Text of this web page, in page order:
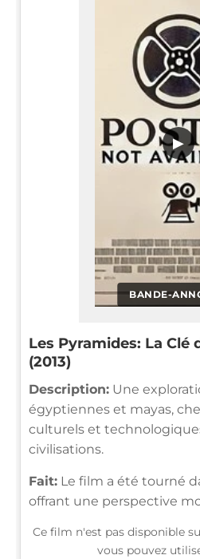
BANDE-
▶
Les Pyramides: La Clé
(2013)
Description: Une
égyptiennes et mayas,
culturels et
civilisations.
Fait: Le film a été tourné
offrant une perspective
Ce film n'est pas disponible
vous pouvez